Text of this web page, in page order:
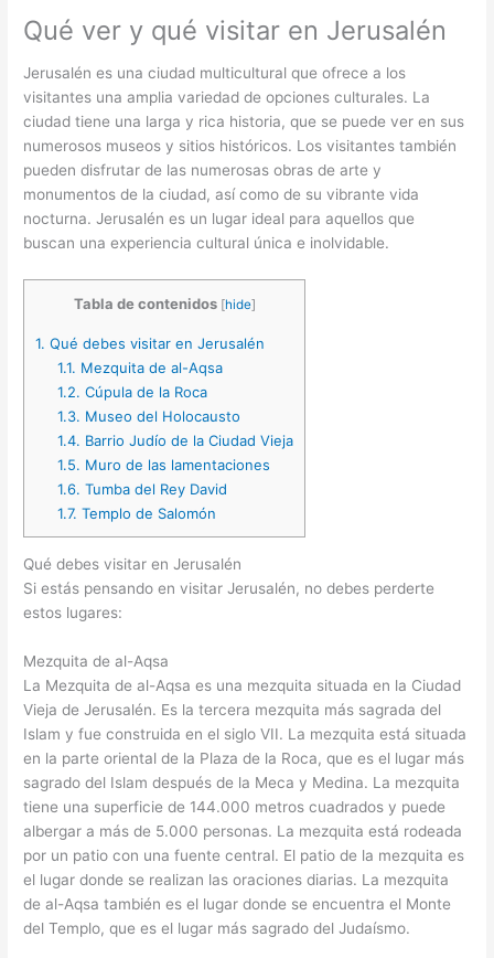
Qué ver y qué visitar en Jerusalén
Jerusalén es una ciudad multicultural que ofrece a los
visitantes una amplia variedad de opciones culturales. La
ciudad tiene una larga y rica historia, que se puede ver en sus
numerosos museos y sitios históricos. Los visitantes también
pueden disfrutar de las numerosas obras de arte y
monumentos de la ciudad, así como de su vibrante vida
nocturna. Jerusalén es un lugar ideal para aquellos que
buscan una experiencia cultural única e inolvidable.
Tabla de contenidos [hide]
1. Qué debes visitar en Jerusalén
1.1. Mezquita de al-Aqsa
1.2. Cúpula de la Roca
1.3. Museo del Holocausto
1.4. Barrio Judío de la Ciudad Vieja
1.5. Muro de las lamentaciones
1.6. Tumba del Rey David
1.7. Templo de Salomón
Qué debes visitar en Jerusalén
Si estás pensando en visitar Jerusalén, no debes perderte
estos lugares:
Mezquita de al-Aqsa
La Mezquita de al-Aqsa es una mezquita situada en la Ciudad
Vieja de Jerusalén. Es la tercera mezquita más sagrada del
Islam y fue construida en el siglo VII. La mezquita está situada
en la parte oriental de la Plaza de la Roca, que es el lugar más
sagrado del Islam después de la Meca y Medina. La mezquita
tiene una superficie de 144.000 metros cuadrados y puede
albergar a más de 5.000 personas. La mezquita está rodeada
por un patio con una fuente central. El patio de la mezquita es
el lugar donde se realizan las oraciones diarias. La mezquita
de al-Aqsa también es el lugar donde se encuentra el Monte
del Templo, que es el lugar más sagrado del Judaísmo.